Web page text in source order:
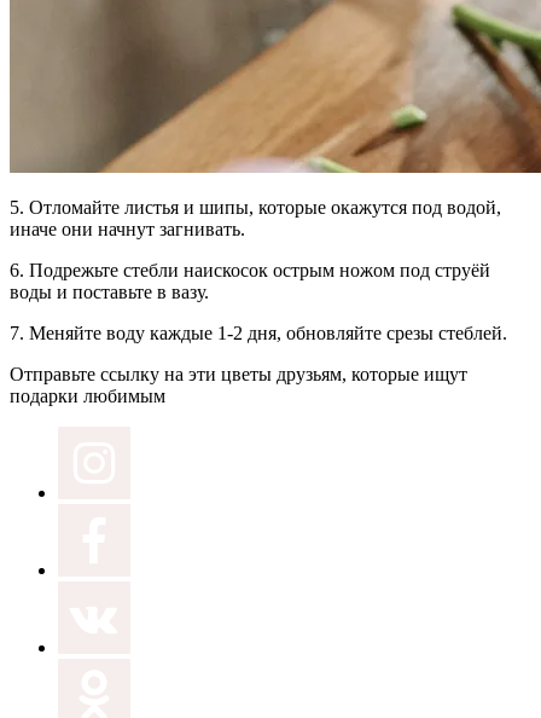
5. Отломайте листья и шипы, которые окажутся под водой,
иначе они начнут загнивать.
6. Подрежьте стебли наискосок острым ножом под струёй
воды и поставьте в вазу.
7. Меняйте воду каждые 1-2 дня, обновляйте срезы стеблей.
Отправьте ссылку на эти цветы друзьям, которые ищут
подарки любимым